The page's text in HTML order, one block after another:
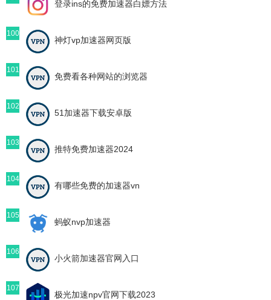
登录ins的免费加速器白嫖方法
100
神灯vp加速器网页版
101
免费看各种网站的浏览器
102
51加速器下载安卓版
103
推特免费加速器2024
104
有哪些免费的加速器vn
105
蚂蚁nvp加速器
106
小火箭加速器官网入口
107
极光加速npv官网下载2023